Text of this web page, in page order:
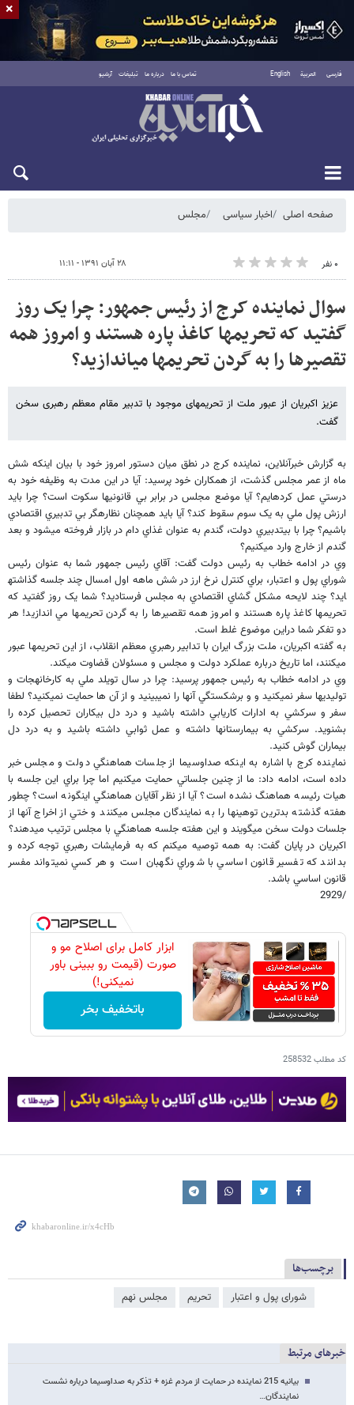
فارسی العربية English تماس با ما درباره ما تبلیغات آرشیو
شنبه ۱۷ مرداد ۱۴۰۵
صفحه اصلی اخبار سیاسی مجلس
۰ نفر ۲۸ آبان ۱۳۹۱ - ۱۱:۱۱
سوال نماینده کرج از رئیس جمهور: چرا یک روز
گفتید که تحریم​​ها کاغذ پاره هستند و امروز همه
تقصیرها را به گردن تحریم​ها می​اندازید؟
عزیز اکبریان از عبور ملت از تحریم​های موجود با تدبیر مقام معظم رهبری سخن
گفت.
به گزارش خبرآنلاين، نماينده کرج در نطق ميان دستور امروز خود با بيان اينکه شش
ماه از عمر مجلس گذشت، از همکاران خود پرسيد: آيا در اين مدت به وظيفه خود به
درستي عمل کرده​ايم؟ آيا موضع مجلس در برابر بي قانوني​ها سکوت است؟ چرا بايد
ارزش پول ملي به يک سوم سقوط کند؟ آيا بايد همچنان نظاره​گر بي تدبيري اقتصادي
باشيم؟ چرا با بي​تدبيري دولت، گندم به عنوان غذاي دام در بازار فروخته مي​شود و بعد
گندم از خارج وارد مي​کنيم؟
وي در ادامه خطاب به رئيس دولت گفت: آقاي رئيس جمهور شما به عنوان رئيس
شوراي پول و اعتبار، براي کنترل نرخ ارز در شش ماهه اول امسال چند جلسه گذاشته​
ايد؟ چند لايحه مشکل گشاي اقتصادي به مجلس فرستاديد؟ شما يک روز گفتيد که
تحريم​​ها کاغذ پاره هستند و امروز همه تقصيرها را به گردن تحريم​ها مي اندازيد! هر
دو تفکر شما دراين موضوع غلط است.
به گفته اکبريان، ملت بزرگ ايران با تدابير رهبري معظم انقلاب، از اين تحريم​ها عبور
مي​کنند، اما تاريخ درباره عملکرد دولت و مجلس و مسئولان قضاوت مي​کند.
وي در ادامه خطاب به رئيس جمهور پرسيد: چرا در سال تويلد ملي به کارخانه​جات و
توليدي​ها سفر نمي​کنيد و و برشکستگي آنها را نمي​بينيد و از آن ها حمايت نمي​کنيد؟ لطفا
سفر و سرکشي به ادارات کاريابي داشته باشيد و درد دل بيکاران تحصيل کرده را
بشنويد. سرکشي به بيمارستان​ها داشته و عمل ثوابي داشته باشيد و به درد دل
بيماران گوش کنيد.
نماينده کرج با اشاره به اينکه صداوسيما از جلسات هماهنگي دولت و مجلس خبر
داده است، ادامه داد: ما از چنين جلساتي حمايت مي​کنيم اما چرا براي اين جلسه با
هيات رئيسه هماهنگ نشده است؟ آيا از نظر آقايان هماهنگي اينگونه است؟ چطور
هفته گذشته بدترين توهين​ها را به نمايندگان مجلس مي​کنند و ختي از اخراج آنها از
جلسات دولت سخن مي​گويند و اين هفته جلسه هماهنگي با مجلس ترتيب مي​دهند؟
اکبريان در پايان گفت: به همه توصيه مي​کنم که به فرمايشات رهبري توجه کرده و
بدانند که تفسير قانون اساسي با شوراي نگهبان است و هر کسي نمي​تواند مفسر
قانون اساسي باشد.
/2929
ابزار کامل برای اصلاح مو و
صورت (قیمت رو ببینی باور
نمیکنی!)
باتخفیف بخر
کد مطلب258532
برچسب‌ها
شورای پول و اعتبار تحریم مجلس نهم
خبرهای مرتبط
بیانیه 215 نماینده در حمایت از مردم غزه + تذکر به صداوسیما درباره نشست
نمایندگان…
×